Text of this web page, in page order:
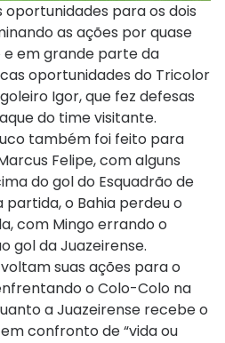
para os dois
as ações por quase
em grande parte da
oportunidades do Tricolor
Igor, que fez defesas
do time visitante.
também foi feito para
Felipe, com alguns
do gol do Esquadrão de
partida, o Bahia perdeu o
com Mingo errando o
gol da Juazeirense.
suas ações para o
o Colo-Colo na
a Juazeirense recebe o
confronto de “vida ou